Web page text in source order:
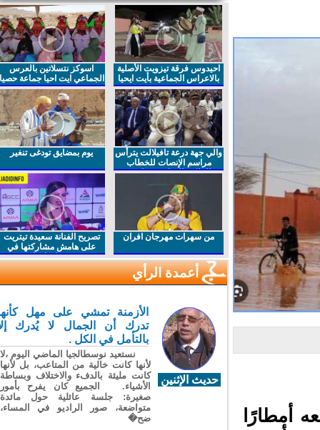
أمطارًا
احيدوس فرقة تيزويت الأصلية
بالاعراس الجماعية بأيت ايحيا
اسوكز نتسلاتين بالعرس
الجماعي ايت احيا جماعة حصيا
والي جهة درعة تافيلالت يترأس
مراسم الإنصات للخطاب
الملكي السامي بمناسبة
يوم بمضايق تودغى تنغير
من سهرات مهرجان افران
تصريح الفنانة سعيدة تيتريت
على هامش مشاركتها في
مهرجان افران
أعمدة الرأي
حديث الإثنين
الأزمنة تمشي على مهل كأنها
تدرك أن الجمال لا يُدرك إلا
بالتأمل في الكل .
نستعيد نوسطالجيا الماضي اليوم ،لا
لأنها كانت خالية من المتاعب، بل لأنها
كانت مليئة بالدفء والاختلاف وبساطة
الأشياء. الجميع كان يفرح بأمور
صغيرة: جلسة عائلية حول مائدة
متواضعة، صور الراديو في المساء،
ضح�